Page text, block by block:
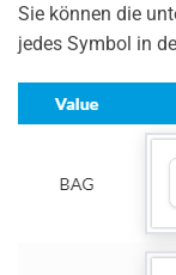
Sie können die
jedes Symbol in